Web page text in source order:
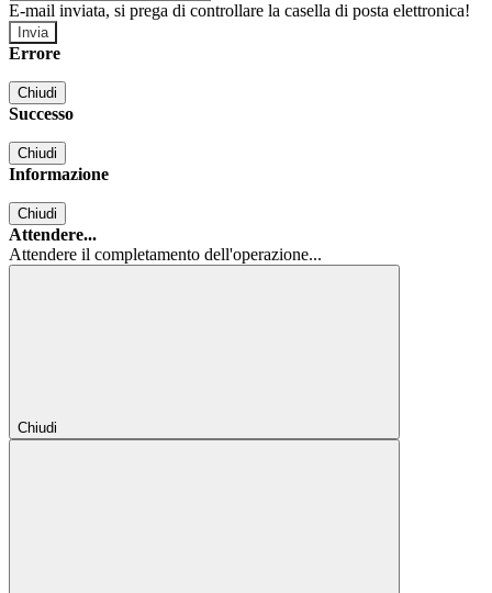
E-mail inviata, si prega di controllare la casella di posta elettronica!
Errore
Chiudi
Successo
Chiudi
Informazione
Chiudi
Attendere...
Attendere il completamento dell'operazione...
Chiudi